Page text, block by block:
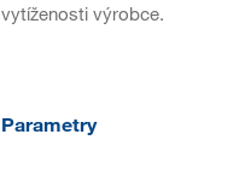
vytíženosti výrobce.
Parametry